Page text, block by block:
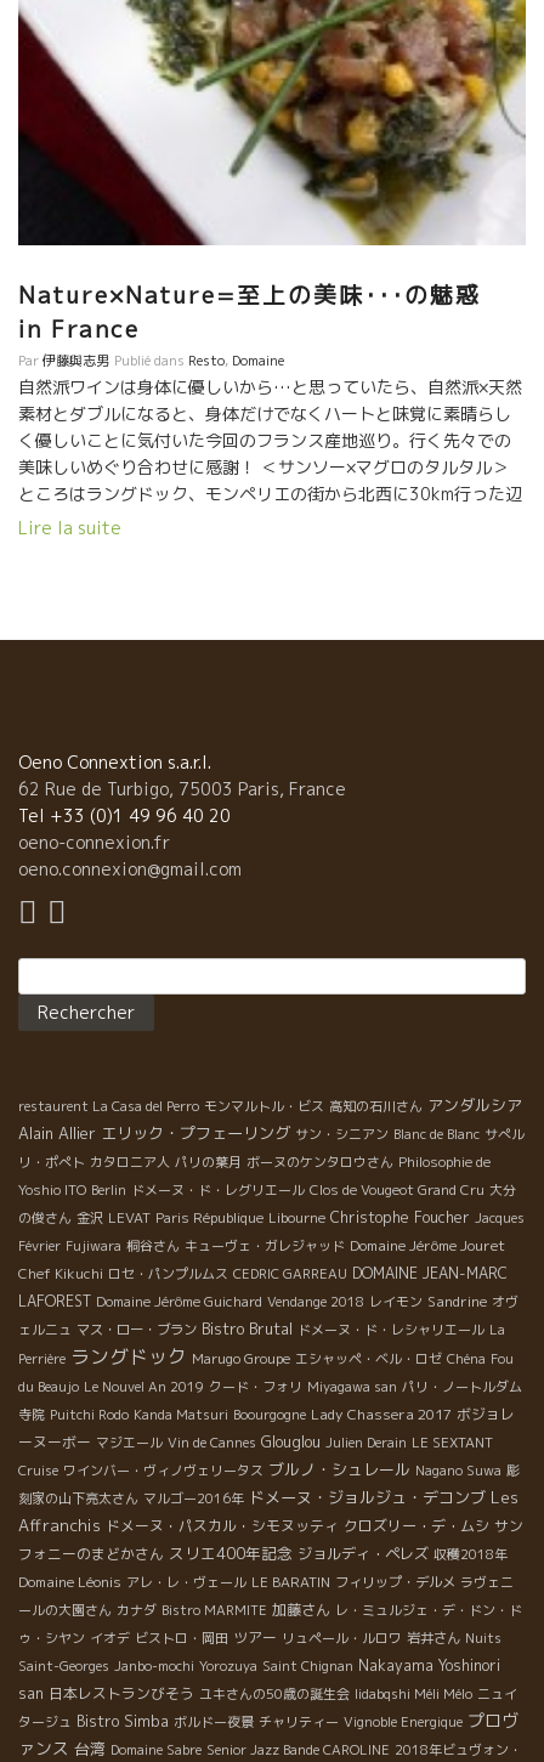
Nature×Nature=至上の美味･･･の魅惑
in France
Par伊藤與志男 Publié dans Resto, Domaine
自然派ワインは身体に優しいから…と思っていたら、自然派×天然
素材とダブルになると、身体だけでなくハートと味覚に素晴らし
く優しいことに気付いた今回のフランス産地巡り。行く先々での
美味しいめぐり合わせに感謝！ ＜サンソー×マグロのタルタル＞
ところはラングドック、モンペリエの街から北西に30km行った辺
りにある小さな村、レ・マテル(Les Matelles)。我らがアネゴの
にパプリカ、オニオン、シブレット、松の実などを混ぜ合わせた
マグロのタルタル。ボリューム満点、で、エイヤッとひと口。間
髪いれずに『グレナディンシロップみたいな香りの軽やかで辛口
の赤ワインを造りたいの！』という彼女の思い通りの仕上がりの
サンソーをグビリ。これがよいのです。大き目のサイコロ状のマ
い、ほんわり柔らかな口当たりがお見事！オリーヴオイルももち
ルーの岩山みたいに、大きくてゆったり気分になったテーブル一
同だったのでした。 ＊Catherine BERNARD＊カトリーヌ・ベル
ー美味しい和食のお店はフィリップ・パカレなど地元の生産者は
もちろん、我らがムッシュ・イトーの行きつけの店、「媚竈
(BISSOH)」。オーナーはワイン大好きのミキヒコさんとサチコさ
ん。ワインの品揃えは垂涎モノ、オマケに料理も抜群とあってグ
ルメにもお墨付き。さてっと、1日中生産者めぐりで疲れた体にエ
ネルギーを詰め込むぞっ！ ワインはサン・ロマンといえば…のか
のティエリー・グイヨを受け継いだラッキーな従兄弟、ルノー・
ボワイエのサン・ロマン2006の白。厚みがあるのにしなやかで、
ミネラルが心地よい…貝の酒蒸しにぴったりだわん、ムフフ。 そ
こに登場したのがキノコが載った熱々の揚げ出し豆腐!? この両
方がそれぞれサン・ロマンと見事なまでのマッチングゥ。だし×だ
し＝天国の組み合わせという結果になったのでした。つまり、貝
を蒸したスープや揚げだしのお汁はおだしの旨みがたっぷり、そ
こにサン・ロマンのだし以上に濃縮した旨みが重なって、口中い
っぱいの幸せになったというわけでした。「いやぁ、このワイン
の旨さはまさにだしだねぇ、旨いっ」思わず唸るムッシュ・イト
ー。あの満面の笑みが忘れられない！ ＊Renaud BOYER＊ルノ
ー・ボアイエ St-Romain Blanc 2006 ＊媚竈(BISSOH) 1,rue
du Faubourg Saint-Jacques 21200 Beaune TEL 03 80 24 99
50 ＜アルザス白×ホタテのタルタル＞ この日はアルザスで今、グ
ングン頭角を現してきている新進醸造家ローラン・バルツを訪
問。2004年が初ヴィンテージのニューフェイスながら、マスコミ
の評価はアルザスの大物並みの得点を付けているから、なかなか
の本物。ワインは人を表すというけれど、真面目で素朴なローラ
ンのワインもどれも素直でナチュラルな優しい味わい。これが癒
Lire la suite
Oeno Connextion s.a.r.l.
62 Rue de Turbigo, 75003 Paris, France
Tel +33 (0)1 49 96 40 20
oeno-connexion.fr
oeno.connexion@gmail.com
restaurent La Casa del Perro モンマルトル・ビス 高知の石川さん アンダルシア
Alain Allier エリック・プフェーリング サン・シニアン Blanc de Blanc サぺル
リ・ポぺト カタロニア人 パリの葉月 ボーヌのケンタロウさん Philosophie de
Yoshio ITO Berlin ドメーヌ・ド・レグリエール Clos de Vougeot Grand Cru 大分
の俊さん 金沢 LEVAT Paris République Libourne Christophe Foucher Jacques
Février Fujiwara 桐谷さん キューヴェ・ガレジャッド Domaine Jérôme Jouret
Chef Kikuchi ロセ・パンプルムス CEDRIC GARREAU DOMAINE JEAN-MARC
LAFOREST Domaine Jérôme Guichard Vendange 2018 レイモン Sandrine オヴ
ェルニュ マス・ロー・ブラン Bistro Brutal ドメーヌ・ド・レシャリエール La
Perrière ラングドック Marugo Groupe エシャッペ・ベル・ロゼ Chéna Fou
du Beaujo Le Nouvel An 2019 クード・フォリ Miyagawa san パリ・ノートルダム
寺院 Puitchi Rodo Kanda Matsuri Boourgogne Lady Chassera 2017 ボジョレ
ーヌーボー マジエール Vin de Cannes Glouglou Julien Derain LE SEXTANT
Cruise ワインバー・ヴィノヴェリータス ブルノ・シュレール Nagano Suwa 彫
刻家の山下亮太さん マルゴー2016年 ドメーヌ・ジョルジュ・デコンブ Les
Affranchis ドメーヌ・パスカル・シモヌッティ クロズリー・デ・ムシ サン
フォニーのまどかさん スリエ400年記念 ジョルディ・ペレズ 収穫2018年
Domaine Léonis アレ・レ・ヴェール LE BARATIN フィリップ・デルメ ラヴェニ
ールの大園さん カナダ Bistro MARMITE 加藤さん レ・ミュルジェ・デ・ドン・ド
ゥ・シヤン イオデ ビストロ・岡田 ツアー リュペール・ルロワ 岩井さん Nuits
Saint-Georges Janbo-mochi Yorozuya Saint Chignan Nakayama Yoshinori
san 日本レストランびそう ユキさんの50歳の誕生会 Iidabqshi Méli Mélo ニュイ
タージュ Bistro Simba ボルドー夜景 チャリティー Vignoble Energique プロヴ
ァンス 台湾 Domaine Sabre Senior Jazz Bande CAROLINE 2018年ビュヴォン・